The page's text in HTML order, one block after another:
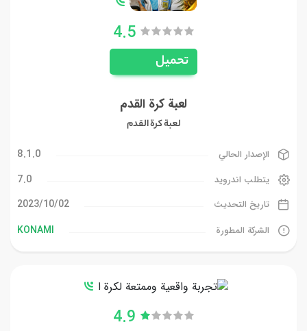
4.5
تحميل
لعبة كرة القدم
لعبة كرة القدم
الإصدار الحالي 8.1.0
يتطلب اندرويد 7.0
تاريخ التحديث 02‏/10‏/2023
الشركة المطورة KONAMI
4.9